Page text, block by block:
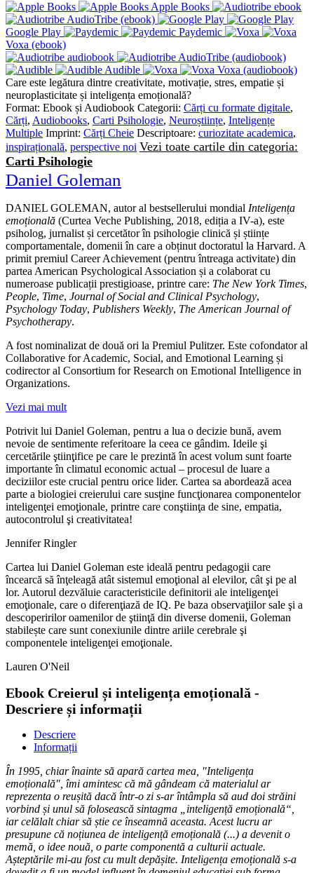
Apple Books
AudioTribe (ebook)
Google Play
Paydemic
Voxa (ebook)
AudioTribe (audiobook)
Audible
Voxa (audiobook)
Care este legătura dintre creativitate, motivație, stres, empatie și
neuroplasticitate și inteligența emoțională?
Format: Ebook și Audiobook Categorii: Cărți cu formate digitale,
Cărți, Audiobooks, Carti Psihologie, Neuroștiințe, Inteligențe
Multiple Imprint: Cărți Cheie Descriptoare: curiozitate academica,
inspirațională, perspective noi Vezi toate cartile din categoria:
Carti Psihologie
Daniel Goleman
DANIEL GOLEMAN, autor al bestsellerului mondial Inteligența
emoțională (Curtea Veche Publishing, 2018, ediția a IV-a), este
psiholog, jurnalist și cercetător în psihologie clinică și științe
comportamentale, domenii în care a obținut doctoratul la Harvard. A
primit premiul Career Achievement (pentru întreaga activitate) din
partea American Psychological Association și a colaborat cu
numeroase publicații prestigioase, printre care: The New York Times,
People, Time, Journal of Social and Clinical Psychology,
Psychology Today, Publishers Weekly, The American Journal of
Psychotherapy.
A fost nominalizat de două ori la Premiul Pulitzer. Este cofondator al
Collaborative for Academic, Social, and Emotional Learning și
codirector al Consortium for Research on Emotional Intelligence in
Organizations.
Vezi mai mult
Potrivit lui Daniel Goleman, pentru a lua o decizie bună, avem
nevoie de sentimente referitoare la ceea ce gândim. Ideile şi
cercetările ştiinţifice pe care le prezintă în acest volum sunt foarte
importante în climatul economic actual – procesul de luare a
deciziilor este crucial pentru orice lider. Cartea sa abordează acea
parte a biologiei creierului care susţine funcţionarea componentelor
inteligenţei emoţionale, printre care conştiinţa de sine, empatia,
autocontrolul şi creativitatea!
Jennifer Ringler
Cartea lui Daniel Goleman este ideală pentru pedagogii care
încearcă să înţeleagă atât sistemul emoţional al elevilor, cât şi pe al
lor. Autorul dezvăluie caracteristicile definitorii ale inteligenţei
emoţionale, care o diferenţiază de IQ. Pe baza observaţiilor sale şi a
descoperirilor oamenilor de ştiinţă din diverse domenii, Goleman
stabilește care sunt conexiunile dintre ariile cerebrale şi
componentele inteligenţei emoţionale.
Lauren O'Neil
Ebook Creierul și inteligența emoțională -
Descriere și informații
Descriere
Informații
În 1995, chiar înainte să apară cartea mea, "Inteligența
emoțională", îmi amintesc că mă gândeam că materialul ar
reprezenta o reușită dacă într-o zi s-ar întâmpla să aud doi străini
vorbind și unul să folosească sintagma „inteligență emoțională“,
iar celălalt chiar să știe ce înseamnă aceasta. Acest lucru ar
presupune că noțiunea de inteligență emoțională (...) a devenit o
memă, o idee nouă, o parte componentă a culturii actuale.
Așteptările mi-au fost cu mult depășite. Inteligența emoțională s-a